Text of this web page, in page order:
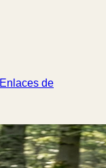
Enlaces de